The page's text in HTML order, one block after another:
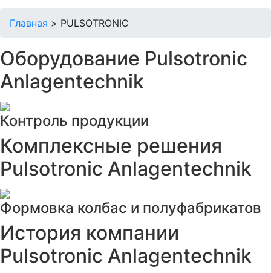
Главная > PULSOTRONIC
Оборудование Pulsotronic
Anlagentechnik
Контроль продукции
Комплексные решения
Pulsotronic Anlagentechnik
Формовка колбас и полуфабрикатов
История компании
Pulsotronic Anlagentechnik